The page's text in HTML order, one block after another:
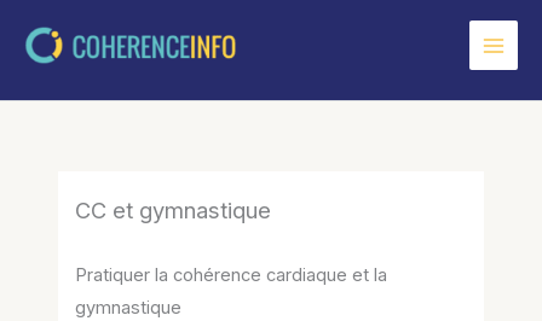
CC et gymnastique
Pratiquer la cohérence cardiaque et la
gymnastique